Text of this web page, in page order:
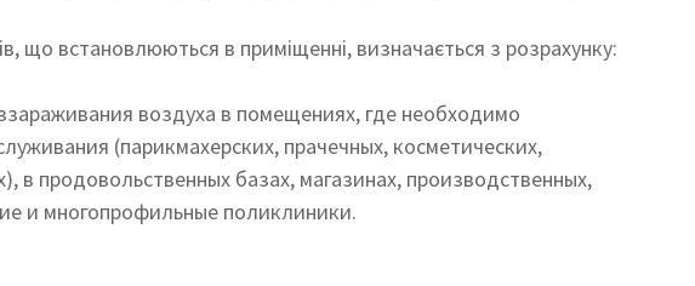
що встановлюються в приміщенні, визначається з розрахунку:
воздуха в помещениях, где необходимо
(парикмахерских, прачечных, косметических,
в продовольственных базах, магазинах, производственных,
и многопрофильные поликлиники.